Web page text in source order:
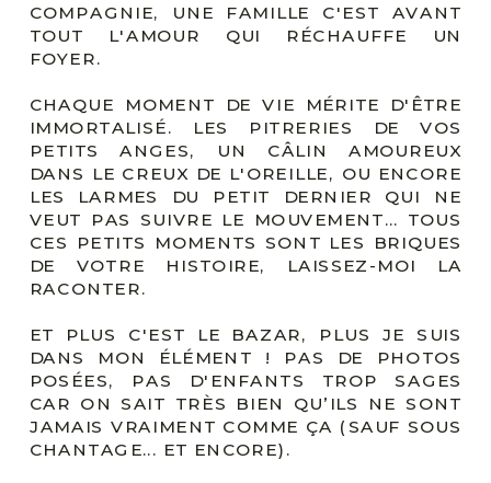
COMPAGNIE, UNE FAMILLE C'EST AVANT
TOUT L'AMOUR QUI RÉCHAUFFE UN
FOYER.
CHAQUE MOMENT DE VIE MÉRITE D'ÊTRE
IMMORTALISÉ. LES PITRERIES DE VOS
PETITS ANGES, UN CÂLIN AMOUREUX
DANS LE CREUX DE L'OREILLE, OU ENCORE
LES LARMES DU PETIT DERNIER QUI NE
VEUT PAS SUIVRE LE MOUVEMENT... TOUS
CES PETITS MOMENTS SONT LES BRIQUES
DE VOTRE HISTOIRE, LAISSEZ-MOI LA
RACONTER.
ET PLUS C'EST LE BAZAR, PLUS JE SUIS
DANS MON ÉLÉMENT ! PAS DE PHOTOS
POSÉES, PAS D'ENFANTS TROP SAGES
CAR ON SAIT TRÈS BIEN QU’ILS NE SONT
JAMAIS VRAIMENT COMME ÇA (SAUF SOUS
CHANTAGE... ET ENCORE).